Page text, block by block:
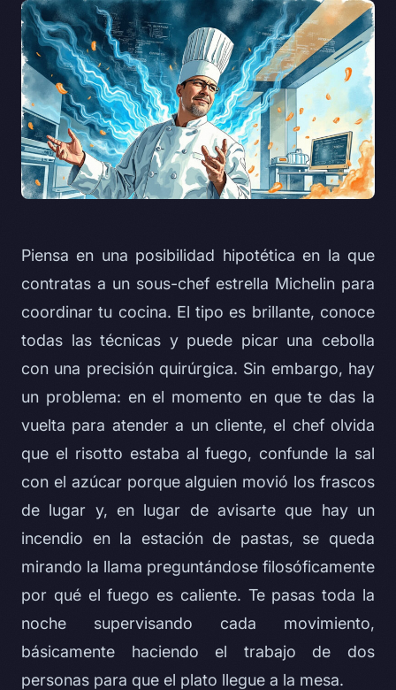
Piensa en una posibilidad hipotética en la que
contratas a un sous-chef estrella Michelin para
coordinar tu cocina. El tipo es brillante, conoce
todas las técnicas y puede picar una cebolla
con una precisión quirúrgica. Sin embargo, hay
un problema: en el momento en que te das la
vuelta para atender a un cliente, el chef olvida
que el risotto estaba al fuego, confunde la sal
con el azúcar porque alguien movió los frascos
de lugar y, en lugar de avisarte que hay un
incendio en la estación de pastas, se queda
mirando la llama preguntándose filosóficamente
por qué el fuego es caliente. Te pasas toda la
noche supervisando cada movimiento,
básicamente haciendo el trabajo de dos
personas para que el plato llegue a la mesa.